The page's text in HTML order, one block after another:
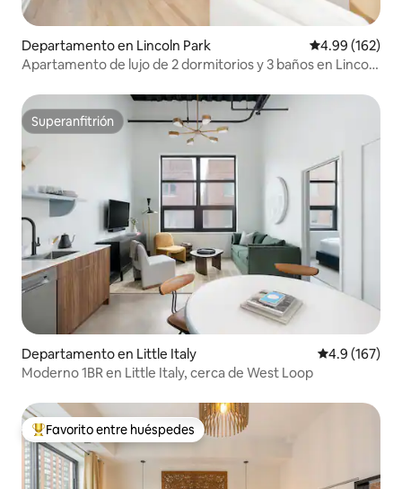
Departamento en Lincoln Park Calificación
4.99 (162)
Apartamento de lujo de 2 dormitorios y 3 baños en Lincoln
Superanfitrión
Superanfitrión
Departamento en Little Italy Calificación
4.9 (167)
Moderno 1BR en Little Italy, cerca de West Loop
De los mejores en Favorito entre huéspedes
Favorito entre huéspedes